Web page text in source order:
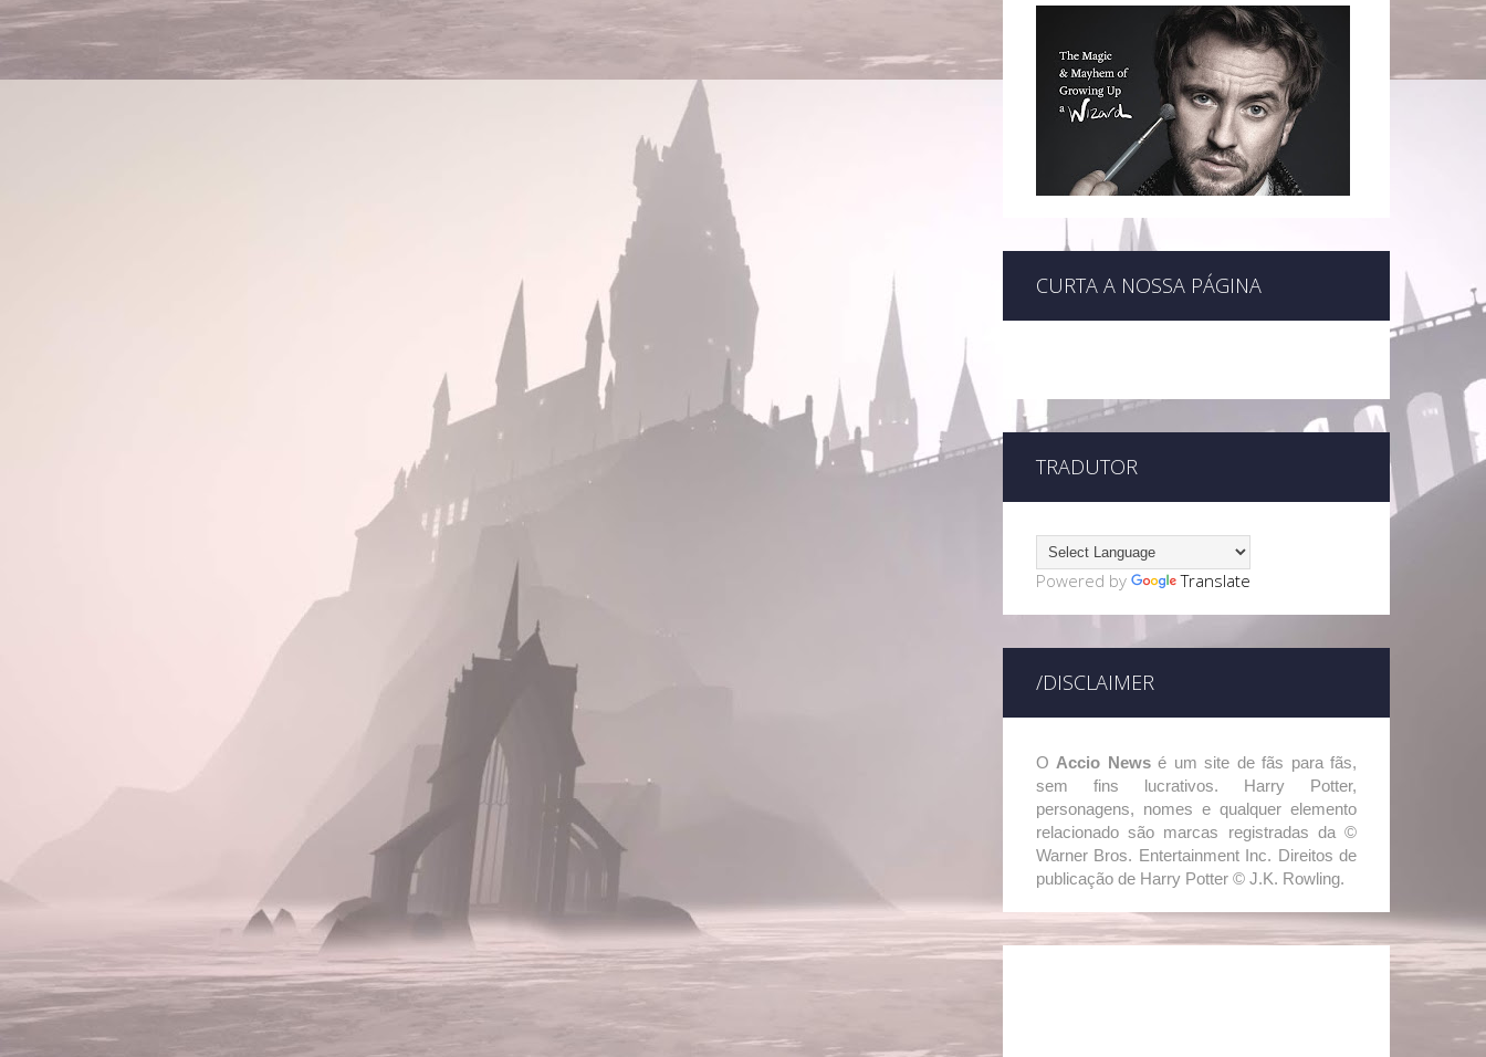
CURTA A NOSSA PÁGINA
TRADUTOR
Powered by Translate
/DISCLAIMER
O Accio Newsé um site de fãs para fãs,
sem fins lucrativos. Harry Potter,
personagens, nomes e qualquer elemento
relacionado são marcas registradas da ©
Warner Bros. Entertainment Inc. Direitos de
publicação de Harry Potter © J.K. Rowling.